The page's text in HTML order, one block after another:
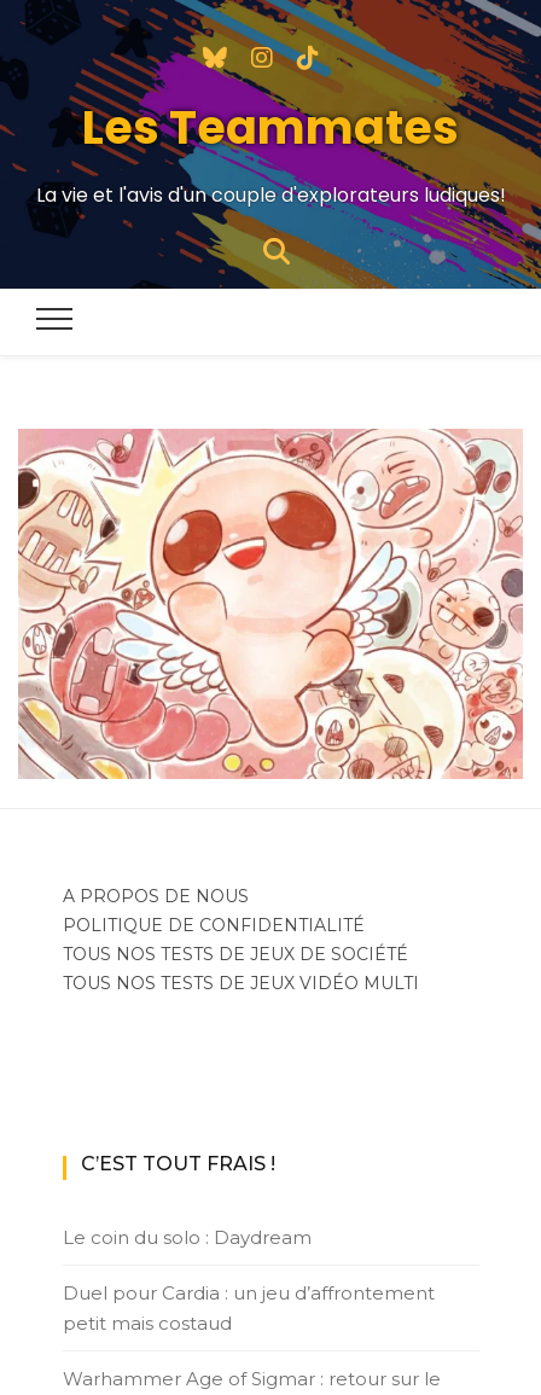
Les Teammates
La vie et l'avis d'un couple d'explorateurs ludiques!
A PROPOS DE NOUS
POLITIQUE DE CONFIDENTIALITÉ
TOUS NOS TESTS DE JEUX DE SOCIÉTÉ
TOUS NOS TESTS DE JEUX VIDÉO MULTI
C’EST TOUT FRAIS !
Le coin du solo : Daydream
Duel pour Cardia : un jeu d’affrontement
petit mais costaud
Warhammer Age of Sigmar : retour sur le